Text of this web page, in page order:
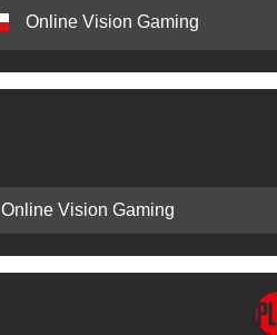
Online Vision Gaming
Online Vision Gaming